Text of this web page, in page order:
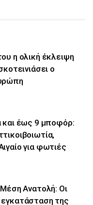
η ολική έκλειψη
ο
και έως 9 μποφόρ:
για φωτιές
Ανατολή: Οι
της